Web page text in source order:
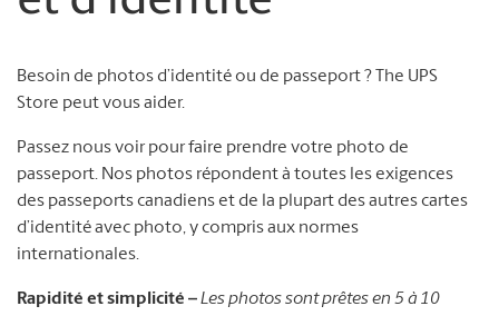
Besoin de photos d’identité ou de passeport ? The UPS
Store peut vous aider.
Passez nous voir pour faire prendre votre photo de
passeport. Nos photos répondent à toutes les exigences
des passeports canadiens et de la plupart des autres cartes
d’identité avec photo, y compris aux normes
internationales.
Rapidité et simplicité –Les photos sont prêtes en 5 à 10